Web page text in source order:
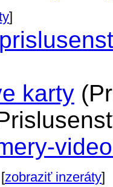
]
karty
[zobraziť inzeráty]